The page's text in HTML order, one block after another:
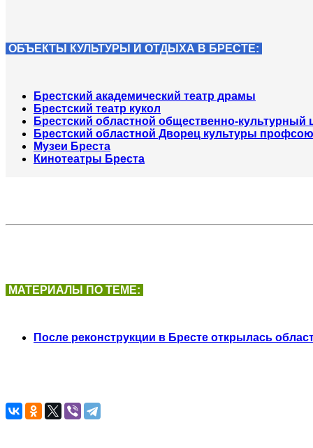
ОБЪЕКТЫ КУЛЬТУРЫ И ОТДЫХА В БРЕСТЕ:
Брестский академический театр драмы
Брестский театр кукол
Брестский областной общественно-культурный
Брестский областной Дворец культуры
Музеи Бреста
Кинотеатры Бреста
МАТЕРИАЛЫ ПО ТЕМЕ:
После реконструкции в Бресте открылась